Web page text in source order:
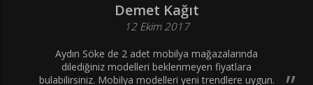
Demet Kağıt
12 Ekim 2017
Aydın Söke de 2 adet mobilya mağazalarında
dilediğiniz modelleri beklenmeyen fiyatlara
bulabilirsiniz. Mobilya modelleri yeni trendlere uygun.